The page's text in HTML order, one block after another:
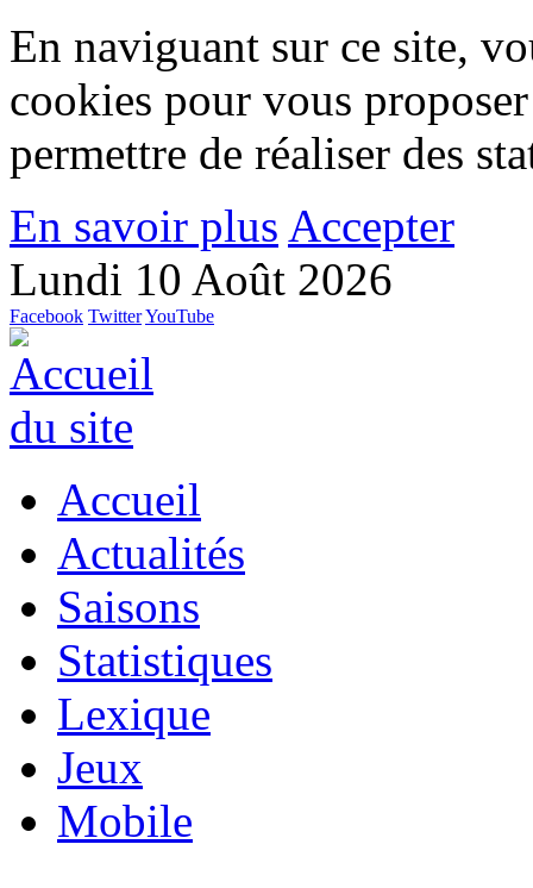
En naviguant sur ce site,
cookies pour vous
permettre de réaliser des
En savoir plus Accepter
Lundi 10 Août 2026
Facebook TwitterYouTube
Accueil
Actualités
Saisons
Statistiques
Lexique
Jeux
Mobile